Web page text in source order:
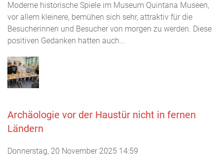
Moderne historische Spiele im Museum Quintana Museen,
vor allem kleinere, bemühen sich sehr, attraktiv für die
Besucherinnen und Besucher von morgen zu werden. Diese
positiven Gedanken hatten auch...
Archäologie vor der Haustür nicht in fernen
Ländern
Donnerstag, 20 November 2025 14:59